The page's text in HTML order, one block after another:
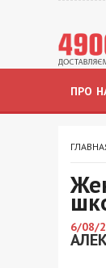
ПРО
6/08/